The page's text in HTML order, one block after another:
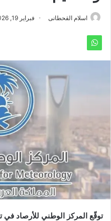
اسلام القحطانى فبراير 19, 2026
توقّع المركز الوطني للأرصاد